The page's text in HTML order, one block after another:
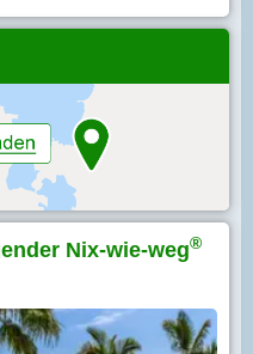
Nix-wie-weg®